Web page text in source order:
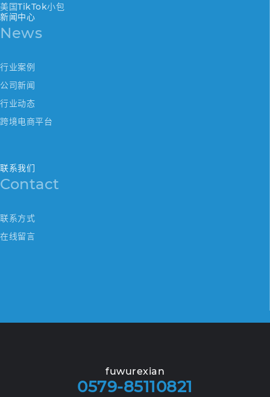
美国TikTok小包
新闻中心
News
行业案例
公司新闻
行业动态
跨境电商平台
联系我们
Contact
联系方式
在线留言
fuwurexian
0579-85110821